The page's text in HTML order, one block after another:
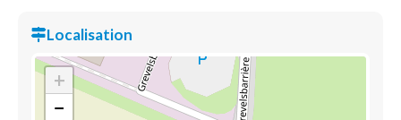
Localisation
+
−